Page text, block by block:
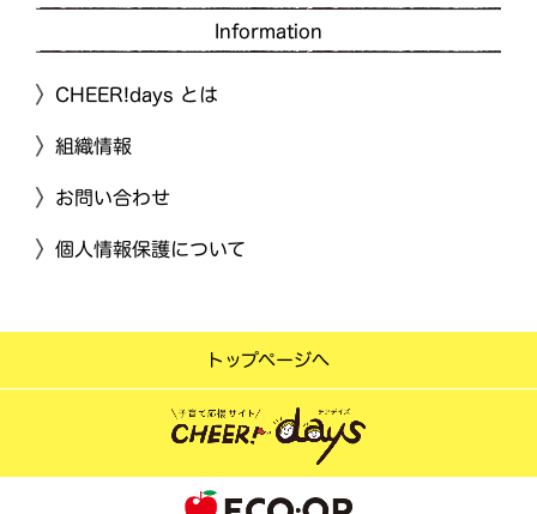
Information
CHEER!days とは
組織情報
お問い合わせ
個人情報保護について
トップページへ